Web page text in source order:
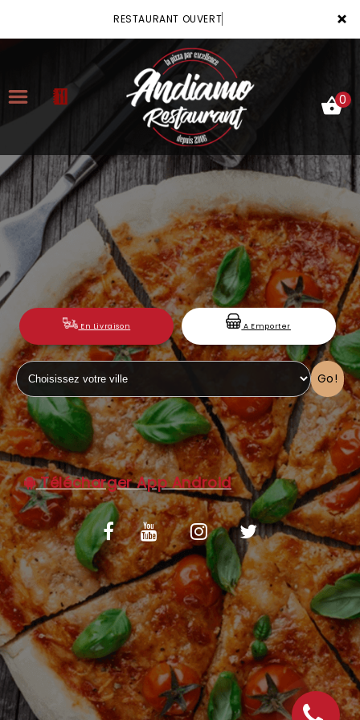
×
RESTAURANT OUVERT
ACCUEIL
LA CARTE
VOTRE COMPTE
NOTRE RESTAURANT
VOS AVIS
MENTIONS LÉGALES
C.G.V
0
En Livraison A Emporter
Go!
Télécharger App Android